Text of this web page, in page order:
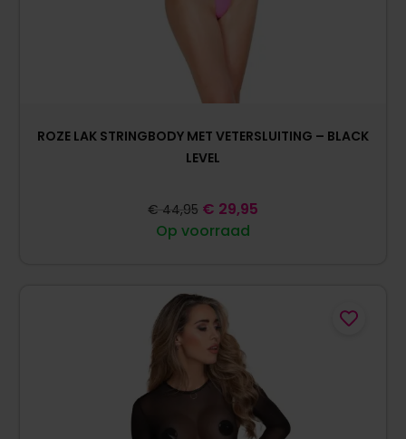
ROZE LAK STRINGBODY MET VETERSLUITING – BLACK
LEVEL
Op voorraad
€ 44,95 € 29,95